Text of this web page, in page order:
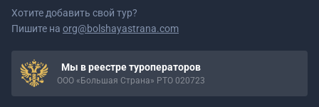
Хотите добавить свой тур?
Пишите на org@bolshayastrana.com
Мы в реестре туроператоров
ООО «Большая Страна» РТО 020723